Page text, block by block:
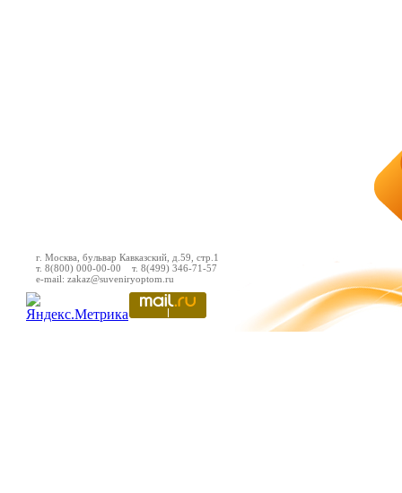
г. Москва, бульвар Кавказский, д.59, стр.1
т. 8(800) 000-00-00 т. 8(499) 346-71-57
e-mail: zakaz@suveniryoptom.ru